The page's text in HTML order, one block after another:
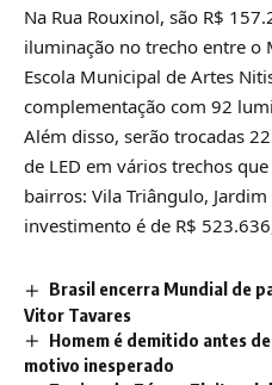
Na Rua Rouxinol, são R$
iluminação no trecho entre o
Escola Municipal de Artes
complementação com 92
Além disso, serão trocadas
de LED em vários trechos
bairros: Vila Triângulo,
investimento é de R$
Brasil encerra Mundial de
Vitor Tavares
Homem é demitido antes
motivo inesperado